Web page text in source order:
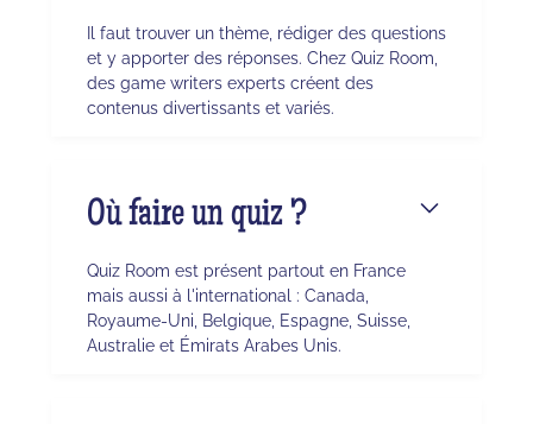
Il faut trouver un thème, rédiger des questions
et y apporter des réponses. Chez Quiz Room,
des game writers experts créent des
contenus divertissants et variés.
Où faire un quiz ?
Quiz Room est présent partout en France
mais aussi à l'international : Canada,
Royaume-Uni, Belgique, Espagne, Suisse,
Australie et Émirats Arabes Unis.